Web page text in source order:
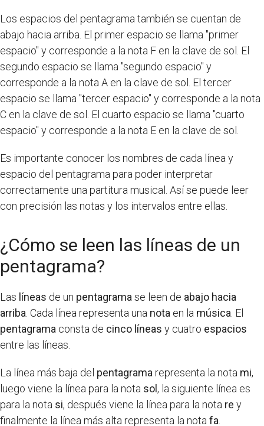
Los espacios del pentagrama también se cuentan de
abajo hacia arriba. El primer espacio se llama "primer
espacio" y corresponde a la nota F en la clave de sol. El
segundo espacio se llama "segundo espacio" y
corresponde a la nota A en la clave de sol. El tercer
espacio se llama "tercer espacio" y corresponde a la nota
C en la clave de sol. El cuarto espacio se llama "cuarto
espacio" y corresponde a la nota E en la clave de sol.
Es importante conocer los nombres de cada línea y
espacio del pentagrama para poder interpretar
correctamente una partitura musical. Así se puede leer
con precisión las notas y los intervalos entre ellas.
¿Cómo se leen las líneas de un
pentagrama?
Las líneas de un pentagrama se leen de abajo hacia
arriba . Cada línea representa una nota en la música . El
pentagrama consta de cinco líneas y cuatro espacios
entre las líneas.
La línea más baja del pentagrama representa la nota mi,
luego viene la línea para la nota sol, la siguiente línea es
para la nota si, después viene la línea para la nota re y
finalmente la línea más alta representa la nota fa